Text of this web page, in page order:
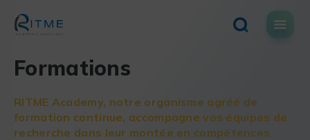
content
Formations
RITME Academy, notre organisme agréé de
formation continue, accompagne vos équipes de
recherche dans leur montée en compétences